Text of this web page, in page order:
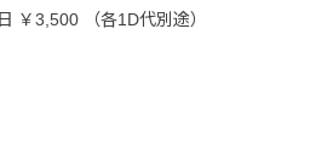
￥3,500 （各1D代別途）